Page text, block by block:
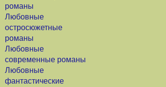
романы
Любовные
остросюжетные
романы
Любовные
современные романы
Любовные
фантастические